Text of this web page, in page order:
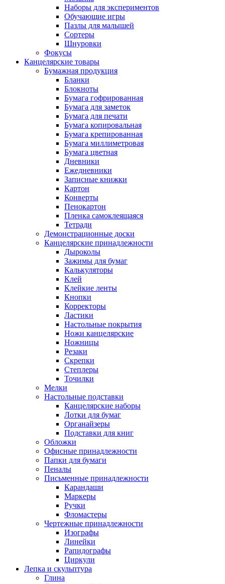
Наборы для экспериментов
Обучающие игры
Пазлы для малышей
Сортеры
Шнуровки
Фокусы
Канцелярские товары
Бумажная продукция
Бланки
Блокноты
Бумага гофрированная
Бумага для заметок
Бумага для печати
Бумага копировальная
Бумага крепированная
Бумага миллиметровая
Бумага цветная
Дневники
Ежедневники
Записные книжки
Картон
Конверты
Пенокартон
Пленка самоклеящаяся
Тетради
Демонстрационные доски
Канцелярские принадлежности
Дыроколы
Зажимы для бумаг
Калькуляторы
Клей
Клейкие ленты
Кнопки
Корректоры
Ластики
Настольные покрытия
Ножи канцелярские
Ножницы
Резаки
Скрепки
Степлеры
Точилки
Мелки
Настольные подставки
Канцелярские наборы
Лотки для бумаг
Органайзеры
Подставки для книг
Обложки
Офисные принадлежности
Папки для бумаги
Пеналы
Письменные принадлежности
Карандаши
Маркеры
Ручки
Фломастеры
Чертежные принадлежности
Изографы
Линейки
Рапидографы
Циркули
Лепка и скульптура
Глина